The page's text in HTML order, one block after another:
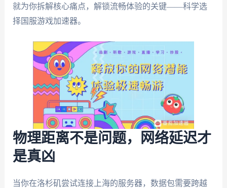
就为你拆解核心痛点，解锁流畅体验的关键——科学选
择国服游戏加速器。
物理距离不是问题，网络延迟才
是真凶
当你在洛杉矶尝试连接上海的服务器，数据包需要跨越